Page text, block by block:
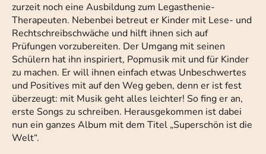
zurzeit noch eine Ausbildung zum Legasthenie-
Therapeuten. Nebenbei betreut er Kinder mit Lese- und
Rechtschreibschwäche und hilft ihnen sich auf
Prüfungen vorzubereiten. Der Umgang mit seinen
Schülern hat ihn inspiriert, Popmusik mit und für Kinder
zu machen. Er will ihnen einfach etwas Unbeschwertes
und Positives mit auf den Weg geben, denn er ist fest
überzeugt: mit Musik geht alles leichter! So fing er an,
erste Songs zu schreiben. Herausgekommen ist dabei
nun ein ganzes Album mit dem Titel „Superschön ist die
Welt“.